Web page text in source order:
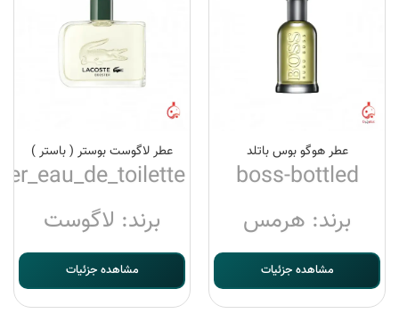
عطر هوگو بوس باتلد
boss-bottled
برند: هرمس
مشاهده جزئیات
عطر لاگوست بوستر ( باستر )
برند: لاگوست
مشاهده جزئیات